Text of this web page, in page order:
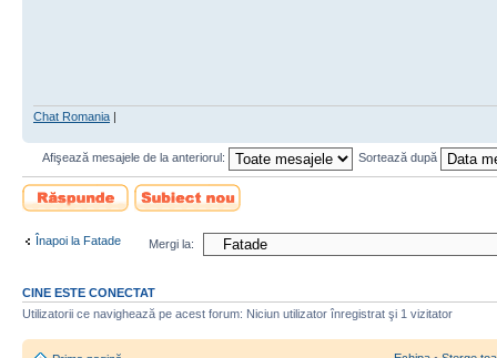
Chat Romania |
Afişează mesajele de la anteriorul: Sortează după
Scrie un răspuns
Scrie un subiect
nou
Înapoi la Fatade Mergi la:
CINE ESTE CONECTAT
Utilizatorii ce navighează pe acest forum: Niciun utilizator înregistrat şi 1 vizitator